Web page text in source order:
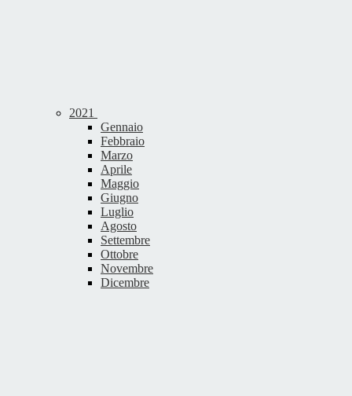
2021
Gennaio
Febbraio
Marzo
Aprile
Maggio
Giugno
Luglio
Agosto
Settembre
Ottobre
Novembre
Dicembre